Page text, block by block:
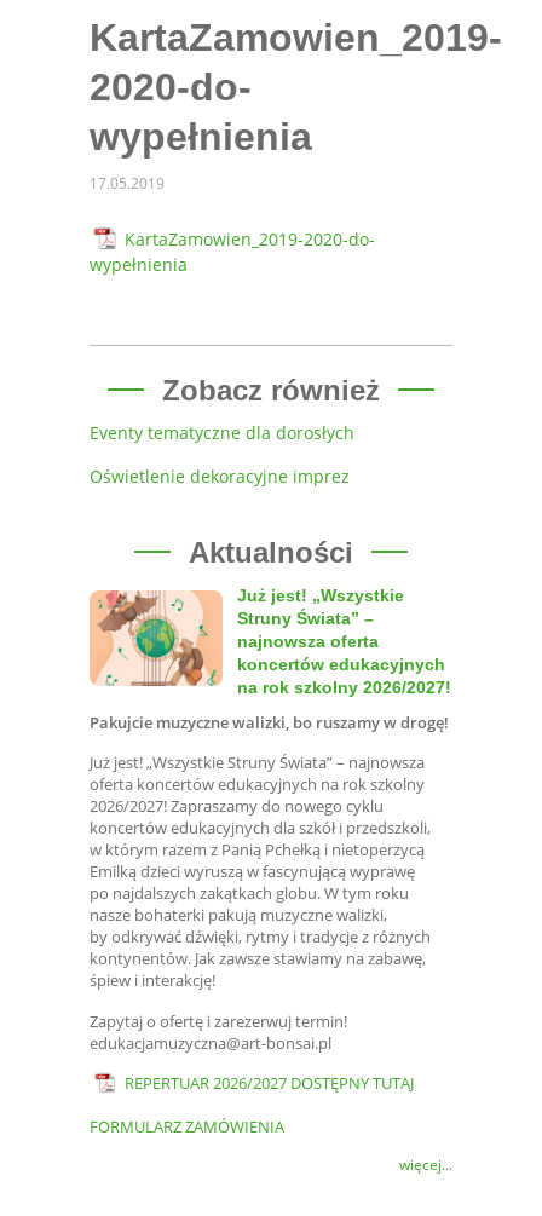
KartaZamowien_2019-
2020-do-
wypełnienia
17.05.2019
KartaZamowien_2019-2020-do-
wypełnienia
Zobacz również
Eventy tematyczne dla dorosłych
Oświetlenie dekoracyjne imprez
Aktualności
Już jest! „Wszystkie
Struny Świata” –
najnowsza oferta
koncertów edukacyjnych
na rok szkolny 2026/2027!
Pakujcie muzyczne walizki, bo ruszamy w drogę!
Już jest! „Wszystkie Struny Świata” – najnowsza
oferta koncertów edukacyjnych na rok szkolny
2026/2027! Zapraszamy do nowego cyklu
koncertów edukacyjnych dla szkół i przedszkoli,
w którym razem z Panią Pchełką i nietoperzycą
Emilką dzieci wyruszą w fascynującą wyprawę
po najdalszych zakątkach globu. W tym roku
nasze bohaterki pakują muzyczne walizki,
by odkrywać dźwięki, rytmy i tradycje z różnych
kontynentów. Jak zawsze stawiamy na zabawę,
śpiew i interakcję!
Zapytaj o ofertę i zarezerwuj termin!
edukacjamuzyczna@art-bonsai.pl
REPERTUAR 2026/2027 DOSTĘPNY TUTAJ
FORMULARZ ZAMÓWIENIA
więcej...